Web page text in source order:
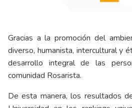
Gracias a la promoción del
diverso, humanista, intercultural y
desarrollo integral de las
comunidad Rosarista.
De esta manera, los resultados